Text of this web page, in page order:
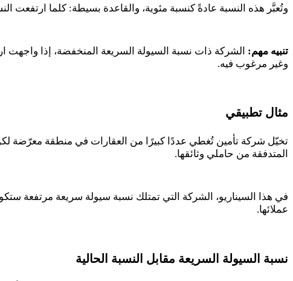
وتُعبَّر هذه النسبة عادةً كنسبة مئوية، والقاعدة بسيطة: كلما ارتفعت
تنبيه مهم: الشركة ذات نسبة السيولة السريعة المنخفضة، إذا واجهت
وغير مرغوب فيه.
مثال تطبيقي
تخيّل شركة تأمين تُغطي عددًا كبيرًا من العقارات في منطقة معرّضة
المتدفقة من حاملي وثائقها.
في هذا السيناريو، الشركة التي تمتلك نسبة سيولة سريعة مرتفعة
عملائها.
نسبة السيولة السريعة مقابل النسبة الحالية